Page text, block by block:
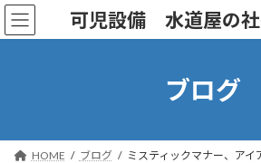
コ
ン
ナ
ビ
可児設備 水道屋の
ブログ
HOME ブログ ミスティックマナー、アイ